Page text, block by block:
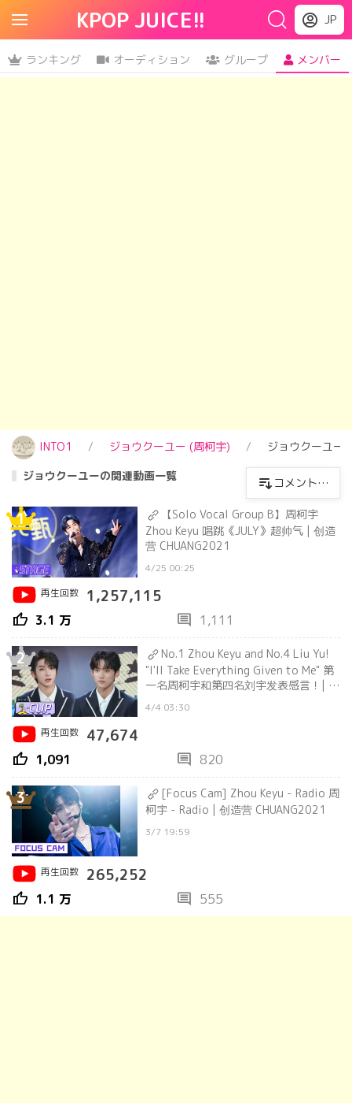
KPOP JUICE!! JP
ランキング オーディション グループ メンバー
INTO1 ジョウクーユー (周柯宇)
ジョウクーユー
ジョウクーユーの関連動画一覧
コメントが
多い順
1
【Solo Vocal Group B】周柯宇
Zhou Keyu 唱跳《JULY》超帅气 | 创造
营 CHUANG2021
4/25 00:25
再生回数
1,257,115
thumb_up 3.1 万 comment 1,111
2
No.1 Zhou Keyu and No.4 Liu Yu!
"I'll Take Everything Given to Me" 第
一名周柯宇和第四名刘宇发表感言！| 创
4/4 03:30
再生回数
47,674
thumb_up 1,091 comment 820
3
[Focus Cam] Zhou Keyu - Radio 周
柯宇 - Radio | 创造营 CHUANG2021
3/7 19:59
再生回数 265,252
thumb_up 1.1 万 comment 555